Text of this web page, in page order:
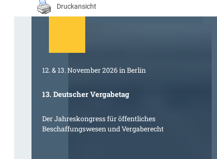
Druckansicht
12. & 13. November 2026 in Berlin
13. Deutscher Vergabetag
Der Jahreskongress für öffentliches
Beschaffungswesen und Vergaberecht